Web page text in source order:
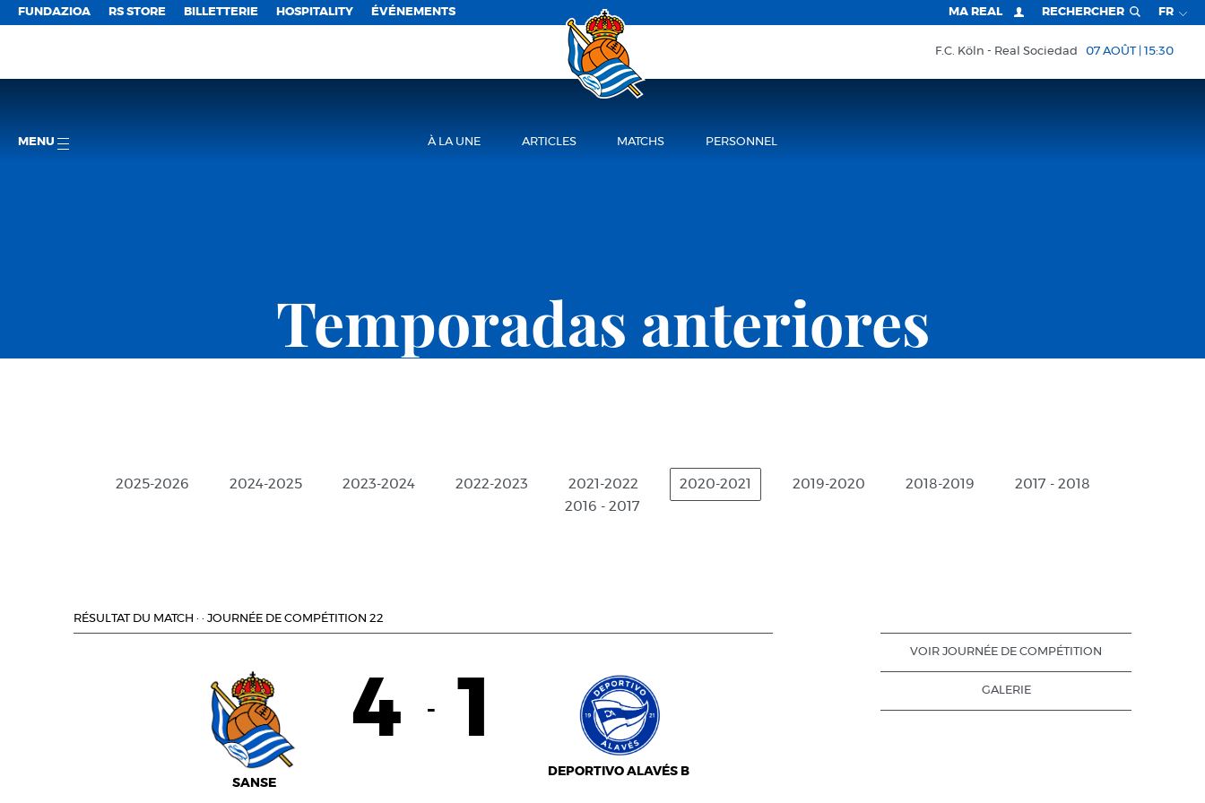
FUNDAZIOA RS STORE BILLETTERIE HOSPITALITY ÉVÉNEMENTS MA REAL RECHERCHER FR
F.C. Köln Real Sociedad 07 AOÛT | 15:30
MENU À LA UNE ARTICLES MATCHS PERSONNEL
Temporadas anteriores
2025-2026 2024-2025 2023-2024 2022-2023 2021-2022 2020-2021 2019-2020 2018-2019
2017 - 2018
2016 - 2017
RÉSULTAT DU MATCH · · JOURNÉE DE COMPÉTITION 22
SANSE
4 - 1
DEPORTIVO ALAVÉS B
VOIR JOURNÉE DE COMPÉTITION
GALERIE